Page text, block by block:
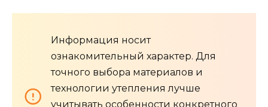
Информация носит
ознакомительный характер. Для
точного выбора материалов и
технологии утепления лучше
учитывать особенности конкретного